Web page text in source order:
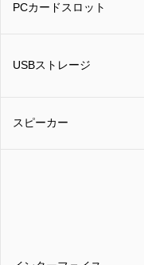
PCカードスロット
USBストレージ
スピーカー